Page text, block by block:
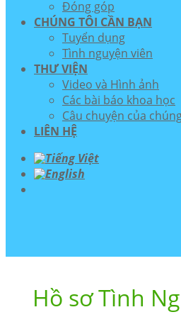
Đóng góp
CHÚNG TÔI CẦN BẠN
Tuyển dụng
Tình nguyện viên
THƯ VIỆN
Video và Hình ảnh
Các bài báo khoa học
Câu chuyện của
LIÊN HỆ
Hồ sơ Tình